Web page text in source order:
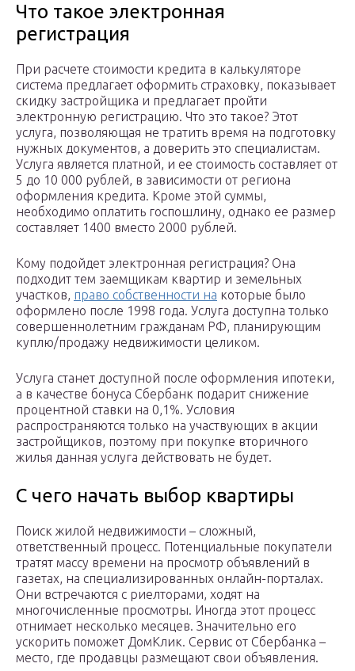
Что такое электронная
регистрация
При расчете стоимости кредита в калькуляторе
система предлагает оформить страховку, показывает
скидку застройщика и предлагает пройти
электронную регистрацию. Что это такое? Этот
услуга, позволяющая не тратить время на подготовку
нужных документов, а доверить это специалистам.
Услуга является платной, и ее стоимость составляет от
5 до 10 000 рублей, в зависимости от региона
оформления кредита. Кроме этой суммы,
необходимо оплатить госпошлину, однако ее размер
составляет 1400 вместо 2000 рублей.
Кому подойдет электронная регистрация? Она
подходит тем заемщикам квартир и земельных
участков, право собственности на которые было
оформлено после 1998 года. Услуга доступна только
совершеннолетним гражданам РФ, планирующим
куплю/продажу недвижимости целиком.
Услуга станет доступной после оформления ипотеки,
а в качестве бонуса Сбербанк подарит снижение
процентной ставки на 0,1%. Условия
распространяются только на участвующих в акции
застройщиков, поэтому при покупке вторичного
жилья данная услуга действовать не будет.
С чего начать выбор квартиры
Поиск жилой недвижимости – сложный,
ответственный процесс. Потенциальные покупатели
тратят массу времени на просмотр объявлений в
газетах, на специализированных онлайн-порталах.
Они встречаются с риелторами, ходят на
многочисленные просмотры. Иногда этот процесс
отнимает несколько месяцев. Значительно его
ускорить поможет ДомКлик. Сервис от Сбербанка –
место, где продавцы размещают свои объявления.